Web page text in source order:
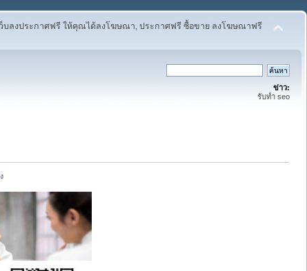
ว็บลงประกาศฟรี ให้คุณได้ลงโฆษณา, ประกาศฟรี ซื้อขาย ลงโฆษณาฟรี
ข่าว:
รับทำ seo